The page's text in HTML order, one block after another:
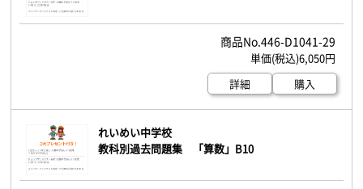
446-D1041-29
6,050円
詳細
購入
れいめい中学校
教科別過去問題集 「算数」B10